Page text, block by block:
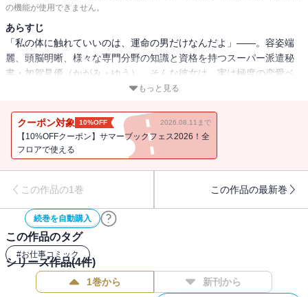
の機能が使用できません。
あらすじ
「私の体に触れていいのは、運命の男だけなんだよ」――。容姿端
麗、頭脳明晰、様々な専門分野の知識と資格を持つスーパー派遣秘
書・加賀見優（かがみ・ゆう）。そんな彼女は、実は極度の恋愛ベ
タ!! 思い込みと妄想ラブパワーで、惚れた男と会社の危機を救
記!! 派遣された会社を突然辞めた加賀見が、次に行ったのはスター
電器の子会社・スターモーター。派遣早々にイケメン社員・池目
（いけめ）に一目惚れしちゃった加賀見だけど……!?
もっと見る
クーポン対象 10%OFF 2026.08.11まで
【10%OFFクーポン】サマーブックフェス2026！全
フロアで使える
この作品の1巻 この作品の最新巻
続巻を自動購入
この作品のタグ
#お仕事コミック
シリーズ作品(4件)
1巻から 新刊から